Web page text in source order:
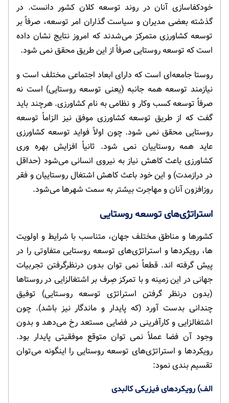
خودکفاسازی آنان در روند توسعه کلان کشور دانست. در
گذشته بعضی مدیران و سیاست گذاران امر توسعه، صرفاً بر
توسعه کشاورزی متمرکز می‌شدند که امروز نتایج نشان داده
است که توسعه روستایی صرفاً از این طریق محقق نمی شود.
روستا جامعه‌ای است که دارای ابعاد اجتماعی مختلف است و
نیازمند توسعه همه جانبه (یعنی توسعه روستایی) است نه
صرفاً توسعه کسب وکار و نظامی به نام کشاورزی. هرچند باید
گفت که از طریق توسعه کشاورزی موفق نیز الزاماً توسعه
روستایی محقق نمی شود. چون اولاً فواید توسعه کشاورزی
عاید همه روستاییان نمی شود. ثانیاً افزایش بهره وری
کشاورزی باعث کاهش نیاز به نیروی انسانی می‌شود (حداقل
در درازمدت) و این خود باعث کاهش اشتغال روستاییان و فقر
روزافزون آنان و مهاجرت بیشتر به سمت شهرها می‌شود.
استراتژی‌های توسعه روستایی
کشورها و مناطق مختلف جهان، متناسب با شرایط و اولویت
ها، رویکردها و استراتژی‌های توسعه روستایی متفاوتی را در
پیش گرفته اند. قطعاً نمی توان بدون درنظرگرفتن تجربیات
جهانی در این زمینه و با تمرکز صِرف بر اشتغالزایی در روستاها
(بدون درنظر گرفتن استراتژی توسعه روسـتایی) توفیق
چندانی بدست آورد (که پایدار و ماندگار نیز باشد). چون
اشتغالزایی و کارآفرینی در فضایی مستعد رخ می‌دهد و بدون
وجود آن فضا عملاً نمی توان متوقع موفقیتی پایدار بود.
رویکردها و استراتژی‌های توسعه روستایی را اینگونه می‌توان
تقسیم بندی نمود:
الف) رویکردهای فیزیکی کالبدی